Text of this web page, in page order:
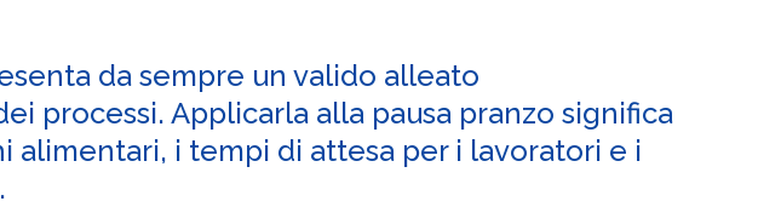
da sempre un valido alleato
processi. Applicarla alla pausa pranzo significa
alimentari, i tempi di attesa per i lavoratori e i